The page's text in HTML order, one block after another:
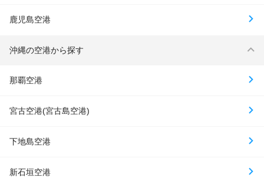
鹿児島空港
沖縄の空港から探す
那覇空港
宮古空港(宮古島空港)
下地島空港
新石垣空港